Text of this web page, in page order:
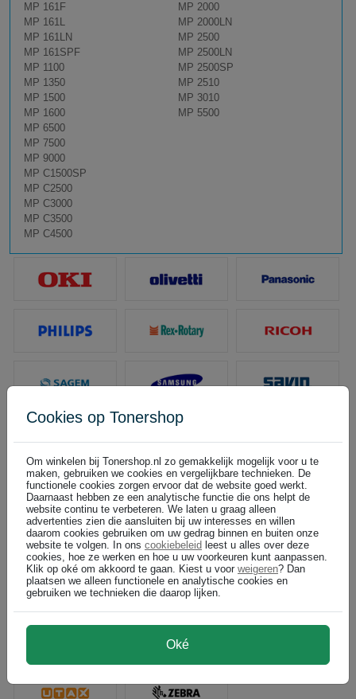
MP 161F
MP 161L
MP 161LN
MP 161SPF
MP 1100
MP 1350
MP 1500
MP 1600
MP 2000
MP 2000LN
MP 2500
MP 2500LN
MP 2500SP
MP 2510
MP 3010
MP 5500
MP 6500
MP 7500
MP 9000
MP C1500SP
MP C2500
MP C3000
MP C3500
MP C4500
Cookies op Tonershop
Om winkelen bij Tonershop.nl zo gemakkelijk mogelijk voor u te
maken, gebruiken we cookies en vergelijkbare technieken. De
functionele cookies zorgen ervoor dat de website goed werkt.
Daarnaast hebben ze een analytische functie die ons helpt de
website continu te verbeteren. We laten u graag alleen
advertenties zien die aansluiten bij uw interesses en willen
daarom cookies gebruiken om uw gedrag binnen en buiten onze
website te volgen. In ons cookiebeleid leest u alles over deze
cookies, hoe ze werken en hoe u uw voorkeuren kunt aanpassen.
Klik op oké om akkoord te gaan. Kiest u voor weigeren? Dan
plaatsen we alleen functionele en analytische cookies en
gebruiken we technieken die daarop lijken.
Oké